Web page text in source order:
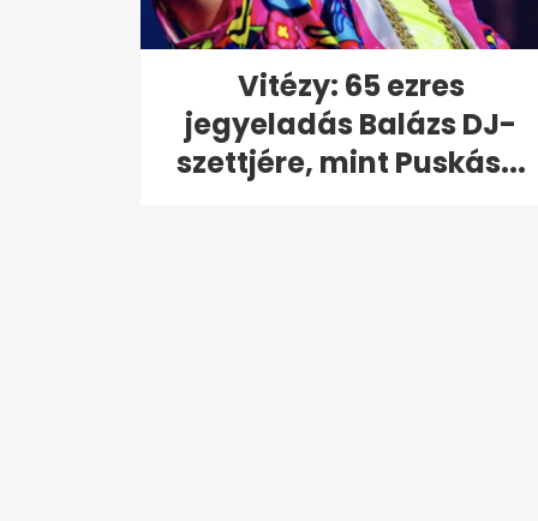
Vitézy: 65 ezres
jegyeladás Balázs DJ-
szettjére, mint Puskás...